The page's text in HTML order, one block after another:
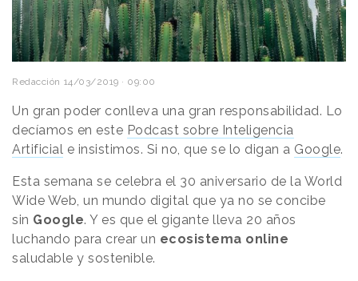
Redacción 14/03/2019 · 09:00
Un gran poder conlleva una gran responsabilidad. Lo
decíamos en este Podcast sobre Inteligencia
Artificial e insistimos. Si no, que se lo digan a Google.
Esta semana se celebra el 30 aniversario de la World
Wide Web, un mundo digital que ya no se concibe
sin Google. Y es que el gigante lleva 20 años
luchando para crear un ecosistema online
saludable y sostenible.